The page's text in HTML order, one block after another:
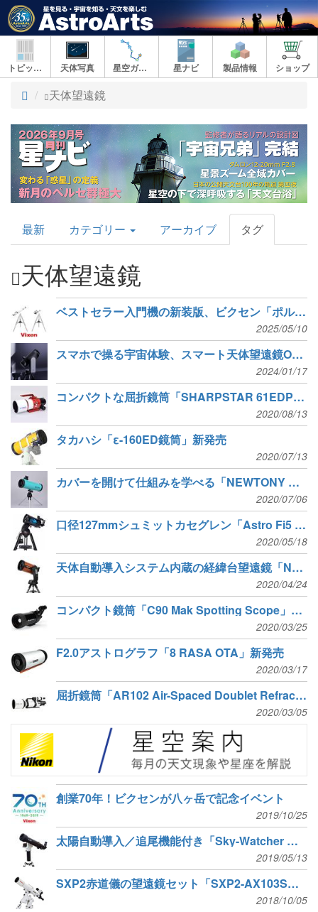
トピックス 天体写真 星空ガイド 星ナビ 製品情報 ショップ
ト
プ
天体望遠鏡
AstroArts
Topics
最新 カテゴリー アーカイブ タグ
天体望遠鏡
ベストセラー入門機の新装版、ビクセン「ポルタII-AE81M」と「ポルタII-SDE72SS」が登場
2025/05/10
スマホで操る宇宙体験、スマート天体望遠鏡ODYSSEY誕生
2024/01/17
コンパクトな屈折鏡筒「SHARPSTAR 61EDPH II」新発売
2020/08/13
タカハシ「ε-160ED鏡筒」新発売
2020/07/13
カバーを開けて仕組みを学べる「NEWTONY 学習用天体望遠鏡キット」新発売
2020/07/06
口径127mmシュミットカセグレン「Astro Fi5 SCT」発売
2020/05/18
天体自動導入システム内蔵の経緯台望遠鏡「NexStar SEシリーズ」4機種発売
2020/04/24
コンパクト鏡筒「C90 Mak Spotting Scope」新発売
2020/03/25
F2.0アストログラフ「8 RASA OTA」新発売
2020/03/17
屈折鏡筒「AR102 Air-Spaced Doublet Refractor」新発売
2020/03/05
創業70年！ビクセンが八ヶ岳で記念イベント
2019/10/25
太陽自動導入／追尾機能付き「Sky-Watcher ソーラークエスト705 太陽望遠鏡」新発売
2019/05/13
SXP2赤道儀の望遠鏡セット「SXP2-AX103S」他5タイプ発売
2018/10/05